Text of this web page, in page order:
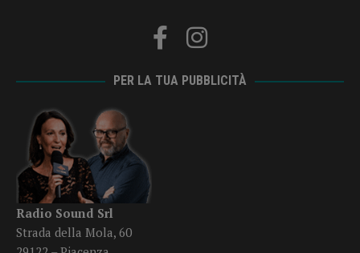
PER LA TUA PUBBLICITÀ
Radio Sound Srl
Strada della Mola, 60